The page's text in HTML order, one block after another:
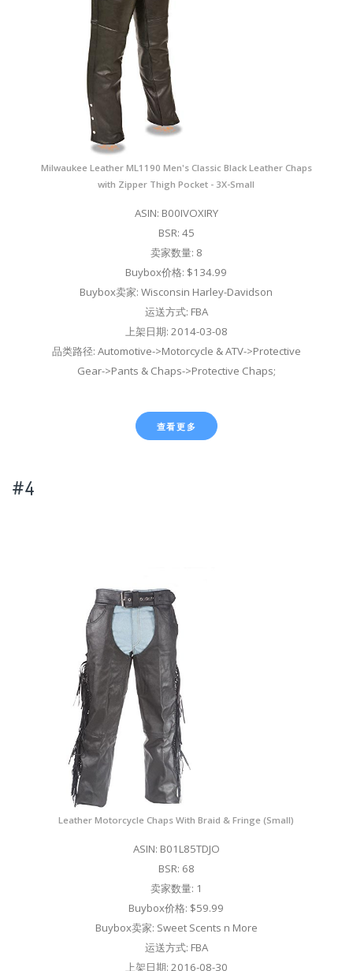
Milwaukee Leather ML1190 Men's Classic Black Leather Chaps
with Zipper Thigh Pocket - 3X-Small
ASIN: B00IVOXIRY
BSR: 45
卖家数量: 8
Buybox价格: $134.99
Buybox卖家: Wisconsin Harley-Davidson
运送方式: FBA
上架日期: 2014-03-08
品类路径: Automotive->Motorcycle & ATV->Protective
Gear->Pants & Chaps->Protective Chaps;
查看更多
#4
Leather Motorcycle Chaps With Braid & Fringe (Small)
ASIN: B01L85TDJO
BSR: 68
卖家数量: 1
Buybox价格: $59.99
Buybox卖家: Sweet Scents n More
运送方式: FBA
上架日期: 2016-08-30